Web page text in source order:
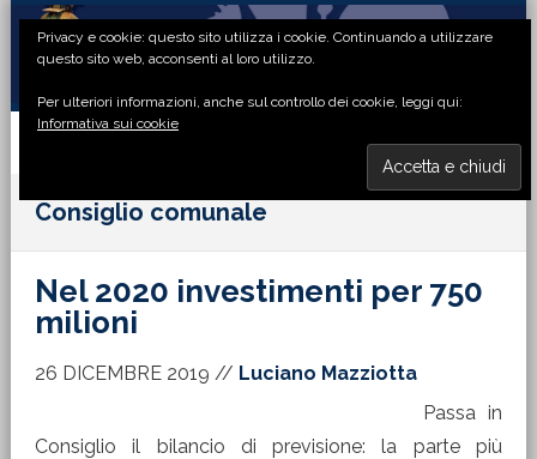
Passa
primaria
Passa
principale
Passa
laterale
Passa
di
Consiglio comunale
Nel 2020 investimenti per 750
milioni
26 DICEMBRE 2019 // Luciano Mazziotta
Passa in
Consiglio il bilancio di previsione: la parte più
Privacy e cookie: questo sito utilizza i cookie. Continuando a utilizzare
questo sito web, acconsenti al loro utilizzo.
Per ulteriori informazioni, anche sul controllo dei cookie, leggi qui:
Informativa sui cookie